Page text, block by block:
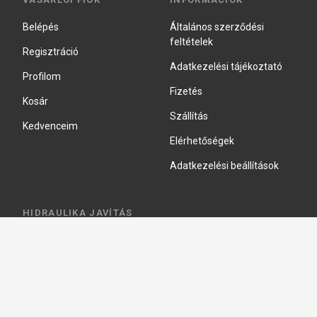
Belépés
Regisztráció
Profilom
Kosár
Kedvenceim
Általános szerződési
feltételek
Adatkezelési tájékoztató
Fizetés
Szállítás
Elérhetőségek
Adatkezelési beállítások
HIDRAULIKA JAVÍTÁS